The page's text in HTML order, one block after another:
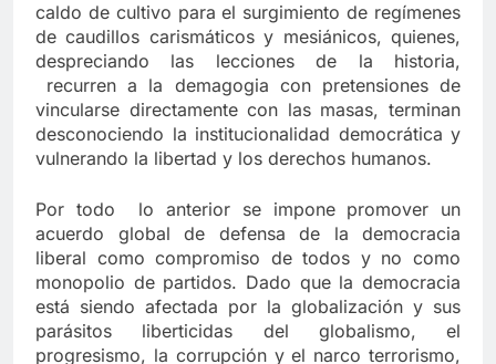
caldo de cultivo para el surgimiento de regímenes
de caudillos carismáticos y mesiánicos, quienes,
despreciando las lecciones de la historia,
recurren a la demagogia con pretensiones de
vincularse directamente con las masas, terminan
desconociendo la institucionalidad democrática y
vulnerando la libertad y los derechos humanos.
Por todo lo anterior se impone promover un
acuerdo global de defensa de la democracia
liberal como compromiso de todos y no como
monopolio de partidos. Dado que la democracia
está siendo afectada por la globalización y sus
parásitos liberticidas del globalismo, el
progresismo, la corrupción y el narco terrorismo,